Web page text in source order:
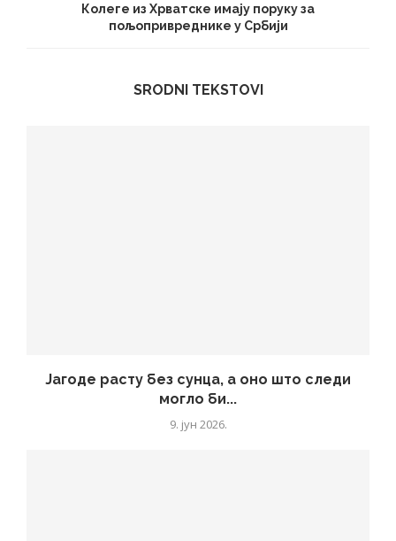
Колеге из Хрватске имају поруку за
пољопривреднике у Србији
SRODNI TEKSTOVI
Јагоде расту без сунца, а оно што следи
могло би...
9. јун 2026.